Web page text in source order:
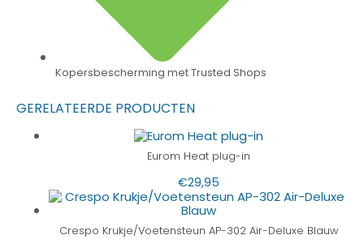
Kopersbescherming met Trusted Shops
GERELATEERDE PRODUCTEN
Eurom Heat plug-in
€29,95
Crespo Krukje/Voetensteun AP-302 Air-Deluxe Blauw